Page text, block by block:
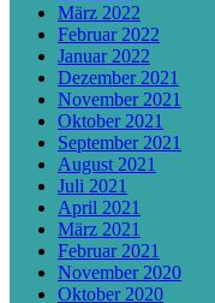
März 2022
Februar 2022
Januar 2022
Dezember 2021
November 2021
Oktober 2021
September 2021
August 2021
Juli 2021
April 2021
März 2021
Februar 2021
November 2020
Oktober 2020